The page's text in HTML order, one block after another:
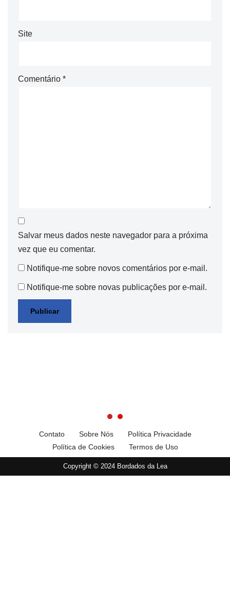
Site
Comentário *
Salvar meus dados neste navegador para a próxima
vez que eu comentar.
Notifique-me sobre novos comentários por e-mail.
Notifique-me sobre novas publicações por e-mail.
Contato Sobre Nós
Política Privacidade
Política de Cookies
Termos de Uso
Copyright © 2024 Bordados da Lea